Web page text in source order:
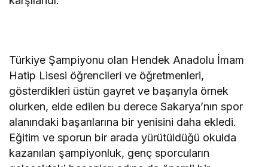
Türkiye Şampiyonu olan Hendek Anadolu İmam
Hatip Lisesi öğrencileri ve öğretmenleri,
gösterdikleri üstün gayret ve başarıyla örnek
olurken, elde edilen bu derece Sakarya’nın spor
alanındaki başarılarına bir yenisini daha ekledi.
Eğitim ve sporun bir arada yürütüldüğü okulda
kazanılan şampiyonluk, genç sporcuların